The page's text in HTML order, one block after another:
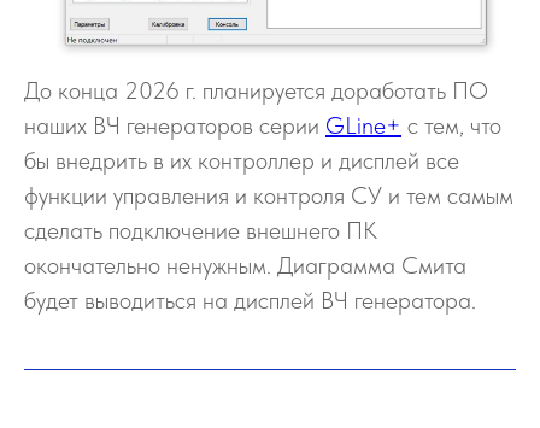
До конца 2026 г. планируется доработать ПО
наших ВЧ генераторов серии GLine+ с тем, что
бы внедрить в их контроллер и дисплей все
функции управления и контроля СУ и тем самым
сделать подключение внешнего ПК
окончательно ненужным. Диаграмма Смита
будет выводиться на дисплей ВЧ генератора.